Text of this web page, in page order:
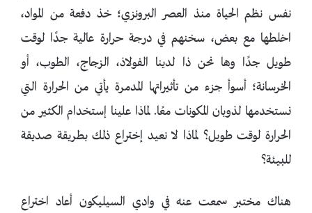
نفس نظم الحياة منذ العصر البرونزي؛ خذ دفعة من المواد،
اخلطها مع بعض، سخنهم في درجة حرارة عالية جدًا لوقت
طويل جدًا وها نحن ذا لدينا الفولاذ، الزجاج، الطوب، أو
الخرسانة؛ أسوأ جزء من تأثيراتها المدمرة يأتي من الحرارة التي
نستخدمها لذوبان المكونات معًا. لماذا علينا إستخدام الكثير من
الحرارة لوقت طويل؟ لماذا لا نعيد إختراع ذلك بطريقة صديقة
للبيئة؟
هناك مختبر سمعت عنه في وادي السيليكون أعاد اختراع